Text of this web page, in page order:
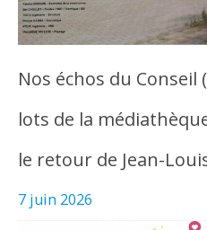
Nos échos du Conseil
lots de la
le retour de Jean-
7 juin 2026